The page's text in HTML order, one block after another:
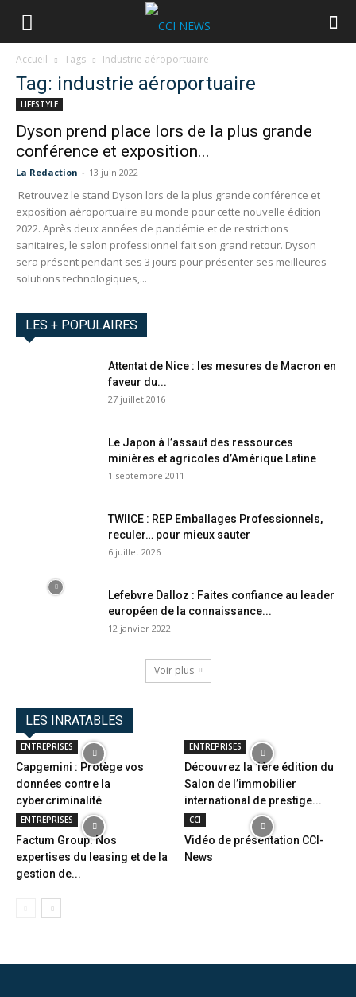
Accueil Tags Industrie aéroportuaire
Tag: industrie aéroportuaire
LIFESTYLE
Dyson prend place lors de la plus grande
conférence et exposition...
La Redaction - 13 juin 2022
Retrouvez le stand Dyson lors de la plus grande conférence et
exposition aéroportuaire au monde pour cette nouvelle édition
2022. Après deux années de pandémie et de restrictions
sanitaires, le salon professionnel fait son grand retour. Dyson
sera présent pendant ses 3 jours pour présenter ses meilleures
solutions technologiques,...
LES + POPULAIRES
Attentat de Nice : les mesures de Macron en
faveur du...
27 juillet 2016
Le Japon à l’assaut des ressources
minières et agricoles d’Amérique Latine
1 septembre 2011
TWIICE : REP Emballages Professionnels,
reculer… pour mieux sauter
6 juillet 2026
Lefebvre Dalloz : Faites confiance au leader
européen de la connaissance...
12 janvier 2022
Voir plus
LES INRATABLES
ENTREPRISES
Capgemini : Protège vos
données contre la
cybercriminalité
ENTREPRISES
Découvrez la 1ère édition du
Salon de l’immobilier
international de prestige...
ENTREPRISES
Factum Group: Nos
expertises du leasing et de la
gestion de...
CCI
Vidéo de présentation CCI-
News